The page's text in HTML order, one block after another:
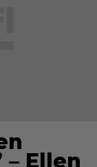
Ellen